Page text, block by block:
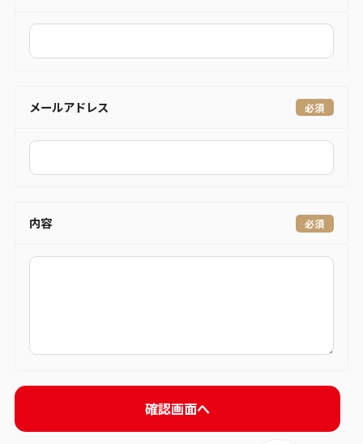
メールアドレス
内容